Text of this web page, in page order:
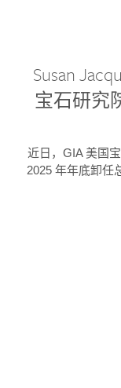
Susan
宝石研究
近日，GIA 美国
2025 年年底卸任